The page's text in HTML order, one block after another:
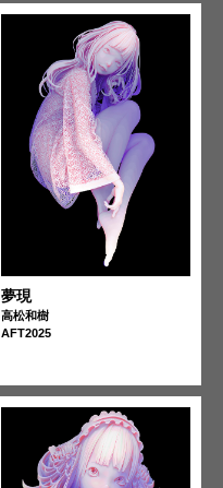
夢現
高松和樹
AFT2025